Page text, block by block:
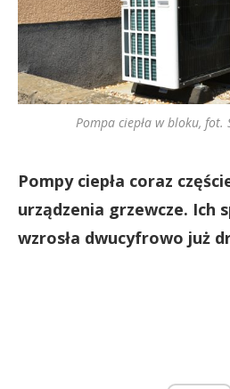
Pompa ciepła w bloku, fot.
Pompy ciepła coraz
urządzenia grzewcze. Ich
wzrosła dwucyfrowo już